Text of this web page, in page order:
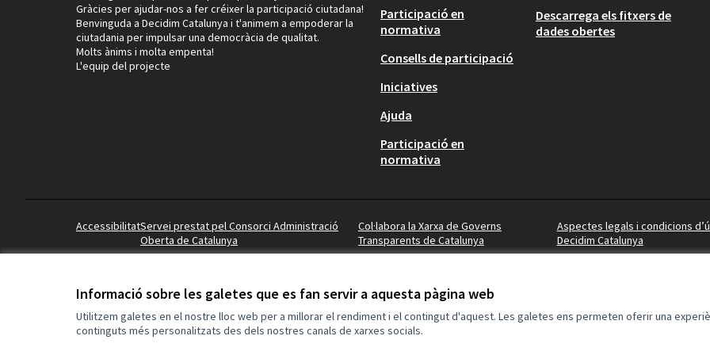
Informació sobre les galetes que es fan servir a aquesta pàgina web
Utilitzem galetes en el nostre lloc web per a millorar el rendiment i el contingut d'aquest. Les galetes ens permeten oferir una
continguts més personalitzats des dels nostres canals de xarxes socials.
Gràcies per ajudar-nos a fer créixer la participació ciutadana!
Benvinguda a Decidim Catalunya i t'animem a empoderar la
ciutadania per impulsar una democràcia de qualitat.
Molts ànims i molta empenta!
L'equip del projecte
Participació en
normativa
Consells de participació
Iniciatives
Ajuda
Participació en
normativa
Descarrega els fitxers de
dades obertes
AccessibilitatServei prestat pel Consorci Administració
Oberta de Catalunya
Col·labora la Xarxa de Governs
Transparents de Catalunya
Aspectes legals i condicions
Decidim Catalunya
(Enllaç extern)